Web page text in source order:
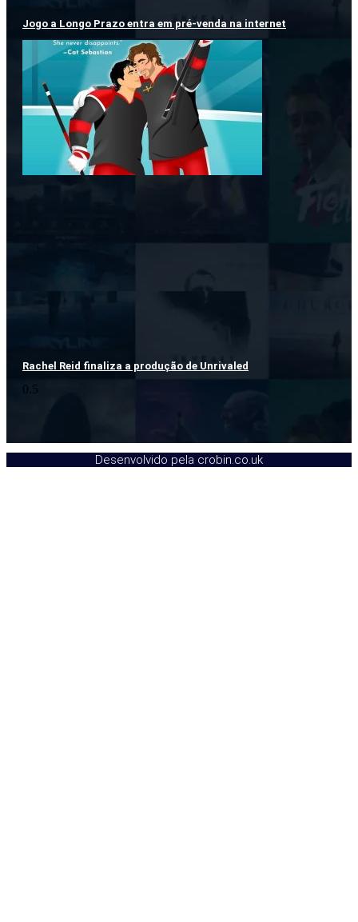
Jogo a Longo Prazo entra em pré-venda na internet
Rachel Reid finaliza a produção de Unrivaled
Desenvolvido pela crobin.co.uk